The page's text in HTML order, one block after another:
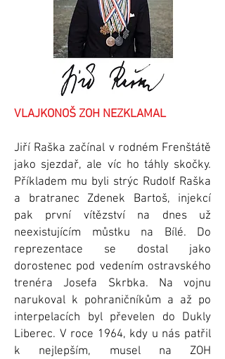
VLAJKONOŠ ZOH NEZKLAMAL
Jiří Raška začínal v rodném Frenštátě
jako sjezdař, ale víc ho táhly skočky.
Příkladem mu byli strýc Rudolf Raška
a bratranec Zdenek Bartoš, injekcí
pak první vítězství na dnes už
neexistujícím můstku na Bílé. Do
reprezentace se dostal jako
dorostenec pod vedením ostravského
trenéra Josefa Skrbka. Na vojnu
narukoval k pohraničníkům a až po
interpelacích byl převelen do Dukly
Liberec. V roce 1964, kdy u nás patřil
k nejlepším, musel na ZOH